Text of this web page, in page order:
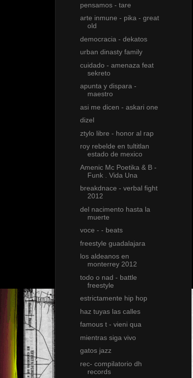
pensamos - tare
arte inmune - pika - great
old
democracia - dekatos
urban dinasty family
cuidado - amenaza feat
sekreto
apunta y dispara -
maestro
asi me dicen - askari one
dizel
ztylo libre - honor al rap
roy rebelde en tultitlan
estado de mexico
Amenic Mc Poetika & B -
Funk . Vida Una
breakdnace - verbal fight
2012
del nacimento hasta la
muerte
voce - - beats
freestyle guadalajara
los aldeanos en
monterrey 2012
todo o nad - battle
freestyle
estrictamente hip hop
haz tuyas las calles
famous t - vieni qua
mientras siga vivo
gatos jazz
rec- compilatorio dh
records